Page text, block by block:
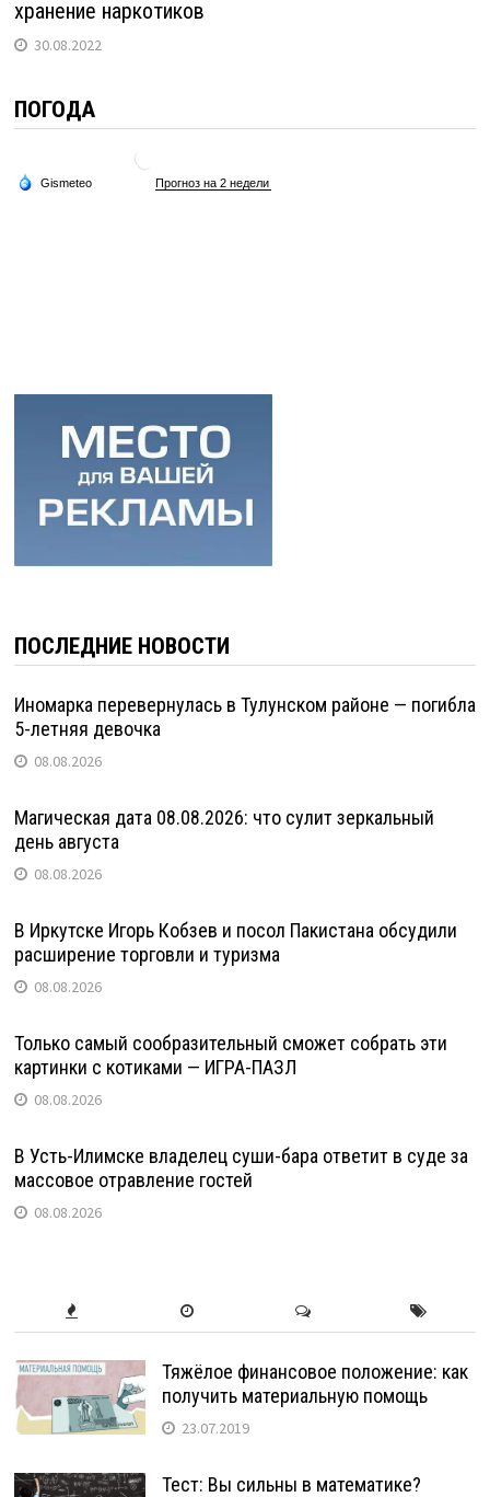
хранение наркотиков
30.08.2022
ПОГОДА
ПОСЛЕДНИЕ НОВОСТИ
Иномарка перевернулась в Тулунском районе — погибла
5-летняя девочка
08.08.2026
Магическая дата 08.08.2026: что сулит зеркальный
день августа
08.08.2026
В Иркутске Игорь Кобзев и посол Пакистана обсудили
расширение торговли и туризма
08.08.2026
Только самый сообразительный сможет собрать эти
картинки с котиками — ИГРА-ПАЗЛ
08.08.2026
В Усть-Илимске владелец суши-бара ответит в суде за
массовое отравление гостей
08.08.2026
Тяжёлое финансовое положение: как
получить материальную помощь
23.07.2019
Тест: Вы сильны в математике?